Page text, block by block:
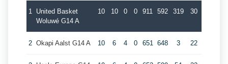
1
United Basket
Woluwé G14 A
10 10 0 0 911 592 319 30
2 Okapi Aalst G14 A 10 6 4 0 651 648 3 22